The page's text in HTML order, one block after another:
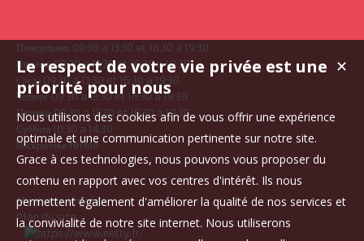
Понедельник 09:30 a 13:30 et 16:30 a 19:30
Вторник 09:30 a 13:30 et 16:30 a 19:30
Среда 09:30 a 13:30 et 16:30 a 19:30
Четверг 09:30 a 13:30 et 16:30 a 19:30
Пятница 09:30 a 13:30 et 16:30 a 19:30
Суббота 10:30 a 14:30
Воскресенье fermé
Mentions légales
Plan du site
✕
Le respect de votre vie privée est une
priorité pour nous
Nous utilisons des cookies afin de vous offrir une expérience
optimale et une communication pertinente sur notre site.
Grace à ces technologies, nous pouvons vous proposer du
contenu en rapport avec vos centres d'intérêt. Ils nous
permettent également d'améliorer la qualité de nos services et
la convivialité de notre site internet. Nous utiliserons